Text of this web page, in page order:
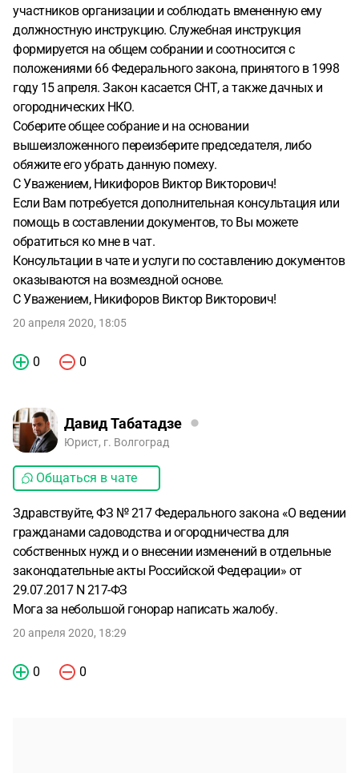
участников организации и соблюдать вмененную ему
должностную инструкцию. Служебная инструкция
формируется на общем собрании и соотносится с
положениями 66 Федерального закона, принятого в 1998
году 15 апреля. Закон касается СНТ, а также дачных и
огороднических НКО.
Соберите общее собрание и на основании
вышеизложенного переизберите председателя, либо
обяжите его убрать данную помеху.
С Уважением, Никифоров Виктор Викторович!
Если Вам потребуется дополнительная консультация или
помощь в составлении документов, то Вы можете
обратиться ко мне в чат.
Консультации в чате и услуги по составлению документов
оказываются на возмездной основе.
С Уважением, Никифоров Виктор Викторович!
20 апреля 2020, 18:05
0 0
Давид Табатадзе
Юрист, г. Волгоград
Общаться в чате
Здравствуйте, ФЗ № 217 Федерального закона «О ведении
гражданами садоводства и огородничества для
собственных нужд и о внесении изменений в отдельные
законодательные акты Российской Федерации» от
29.07.2017 N 217-ФЗ
Мога за небольшой гонорар написать жалобу.
20 апреля 2020, 18:29
0 0